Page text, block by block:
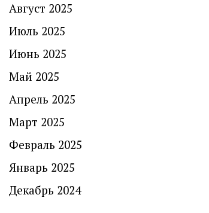
Август 2025
Июль 2025
Июнь 2025
Май 2025
Апрель 2025
Март 2025
Февраль 2025
Январь 2025
Декабрь 2024